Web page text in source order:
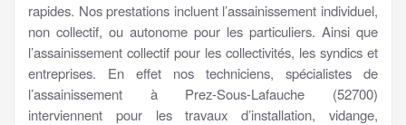
rapides. Nos prestations incluent l’assainissement individuel,
non collectif, ou autonome pour les particuliers. Ainsi que
l’assainissement collectif pour les collectivités, les syndics et
entreprises. En effet nos techniciens, spécialistes de
l’assainissement à Prez-Sous-Lafauche (52700)
interviennent pour les travaux d’installation, vidange,